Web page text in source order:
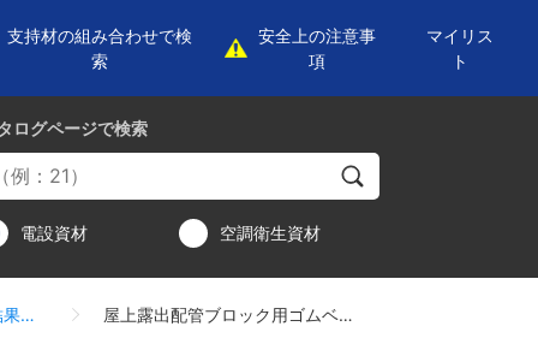
支持材の組み合わせで検
索
安全上の注意事
項
マイリス
ト
ログページで検索
電設資材 空調衛生資材
検索結果一覧 屋上露出配管ブロック用ゴムベース